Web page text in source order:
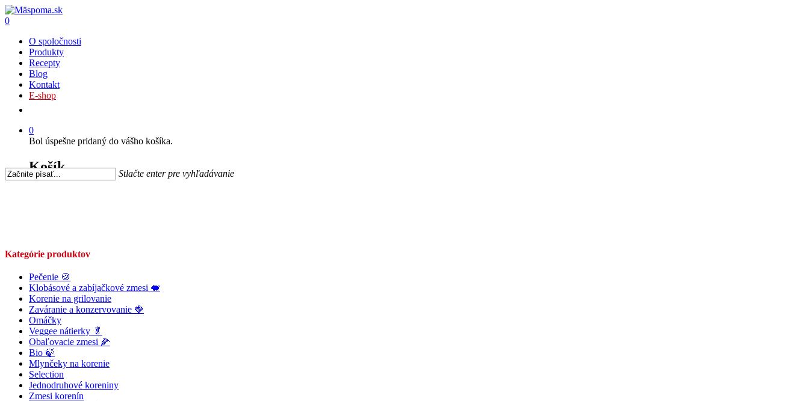
0
O spoločnosti
Produkty
Recepty
Blog
Kontakt
E-shop
0
Bol úspešne pridaný do vášho košíka.
Košík Stlačte enter pre vyhľadávanie
Kategórie produktov
Pečenie 🍪
Klobásové a zabíjačkové zmesi 🐖
Korenie na grilovanie
Zaváranie a konzervovanie 🍓
Omáčky
Veggee nátierky 🥬
Obaľovacie zmesi 🌽
Bio 🍃
Mlynčeky na korenie
Selection
Jednodruhové koreniny
Zmesi korenín